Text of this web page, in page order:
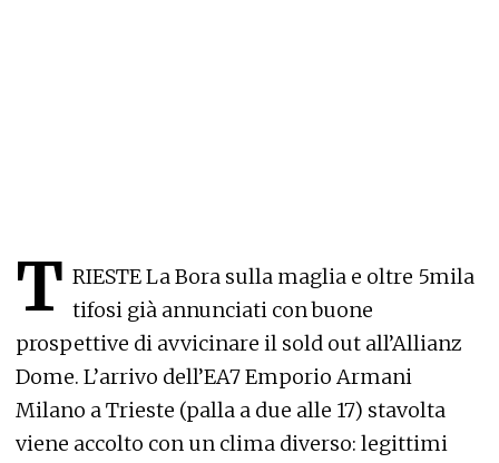
T RIESTE La Bora sulla maglia e oltre 5mila
tifosi già annunciati con buone
prospettive di avvicinare il sold out all’Allianz
Dome. L’arrivo dell’EA7 Emporio Armani
Milano a Trieste (palla a due alle 17) stavolta
viene accolto con un clima diverso: legittimi